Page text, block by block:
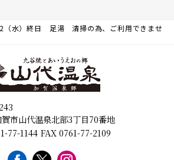
（水）終日 足湯 清掃の為、ご利用できませ
市山代温泉北部3丁目70番地
77-1144 FAX 0761-77-2109